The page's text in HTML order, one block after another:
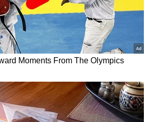
శృంగారంలో పాల్గొనే ముందు
శృంగారంలో పాల్గొనే ముందు
స్నానం చేయడం ఎంతో అవసరం.